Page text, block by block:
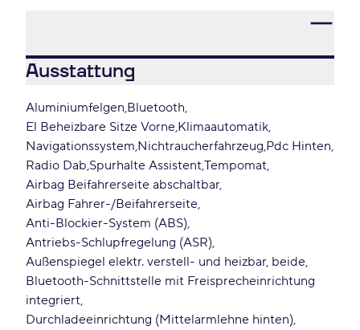
Ausstattung
Aluminiumfelgen Bluetooth
El Beheizbare Sitze Vorne Klimaautomatik
Navigationssystem Nichtraucherfahrzeug Pdc Hinten
Radio Dab Spurhalte AssistentTempomat
Airbag Beifahrerseite abschaltbar
Airbag Fahrer-/Beifahrerseite
Anti-Blockier-System (ABS)
Antriebs-Schlupfregelung (ASR)
Außenspiegel elektr. verstell- und heizbar, beide
Bluetooth-Schnittstelle mit Freisprecheinrichtung
integriert
Durchladeeinrichtung (Mittelarmlehne hinten)